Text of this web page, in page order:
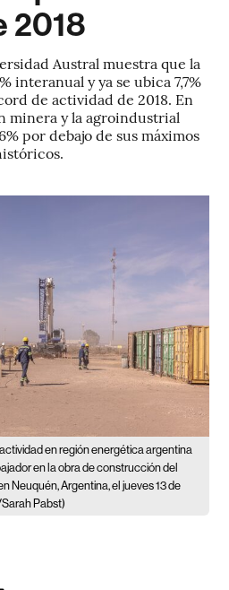
2018
Austral muestra que la
interanual y ya se ubica 7,7%
de actividad de 2018. En
minera y la agroindustrial
por debajo de sus máximos
en región energética argentina
en la obra de construcción del
Neuquén, Argentina, el jueves 13 de
Pabst)